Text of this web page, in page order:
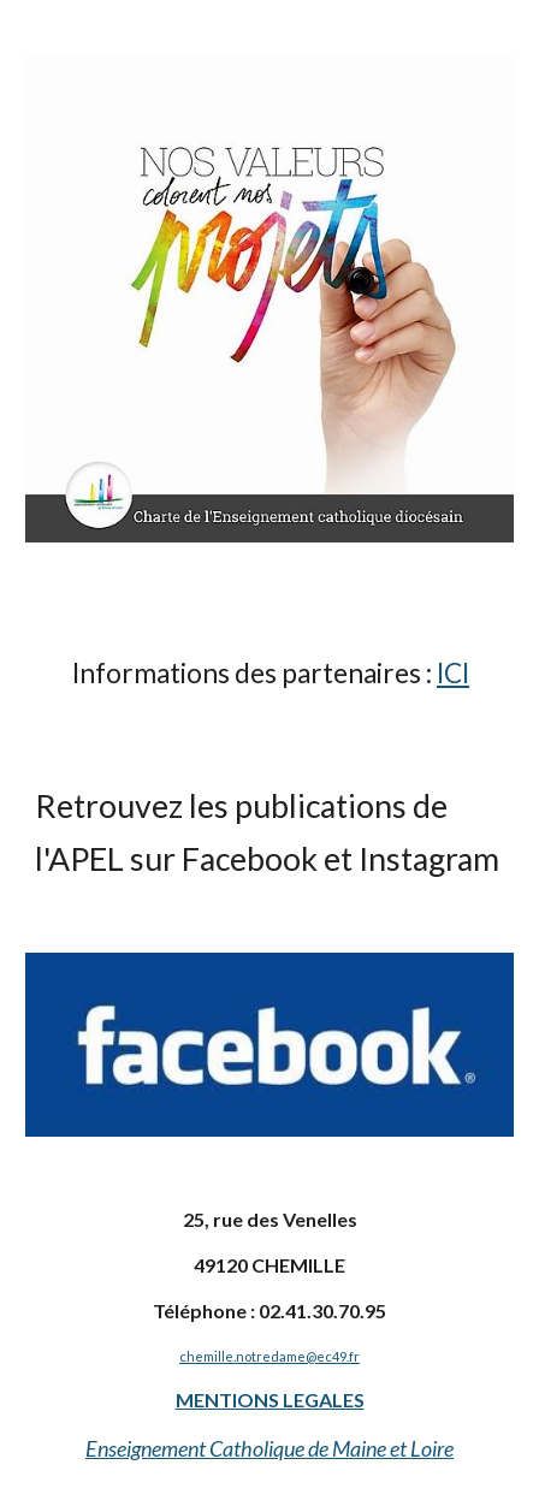
Informations des partenaires : ICI
Retrouvez les publications de
l'APEL sur Facebook et Instagram
25, rue des Venelles
49120 CHEMILLE
Téléphone : 02.41.30.70.95
chemille.notredame@ec49.fr
MENTIONS LEGALES
Enseignement Catholique de Maine et Loire